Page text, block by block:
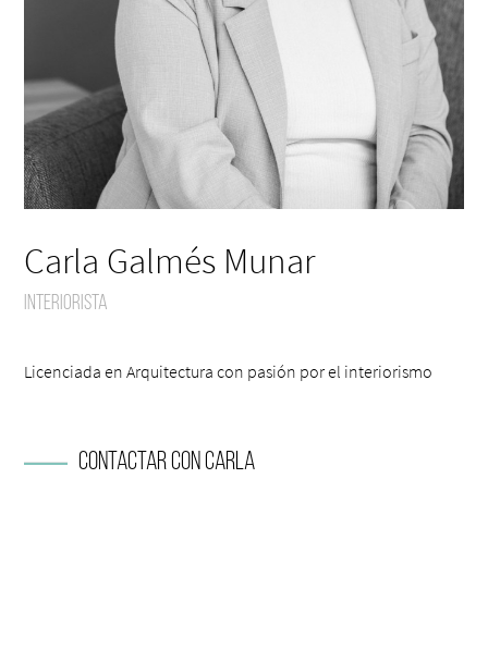
Carla Galmés Munar
Interiorista
Licenciada en Arquitectura con pasión por el interiorismo
Contactar con Carla